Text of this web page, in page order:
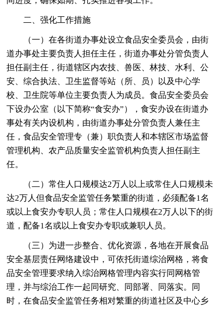
二、强化工作措施
（一）在各街道办事处设立食品安全委员会，由街
道办事处主要负责人担任主任，街道办事处分管负责人
担任副主任，街道辖区内农技、兽医、林技、水利、公
安、综合执法、卫生监督等站（所、员）以及中心学
校、卫生院等单位主要负责人为成员。食品安全委员会
下设办公室（以下简称“食安办”），食安办设在街道办
事处有关内设机构，由街道办事处分管负责人兼任主
任，食品安全管理专（兼）职负责人和本辖区市场监督
管理机构、农产品质量安全监管机构负责人担任副主
任。
（二）常住人口规模达2万人以上或常住人口规模未
达2万人但食品安全监管任务繁重的街道，必须配备1名
或以上食安办专职人员；常住人口规模在2万人以下的街
道，配备1名或以上食安办专职或兼职人员。
（三）为进一步整合、优化资源，各地在开展食品
安全基层责任网络建设中，可依托街道综治网格，将食
品安全管理要求纳入综治网格管理内容实行同网格管
理，并与综治工作一起同研究、同部署、同落实。同
时，在食品安全监管任务相对繁重的街道社区及中心乡